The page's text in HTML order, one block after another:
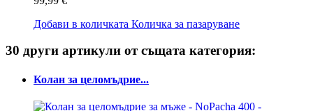
Добави в количката Количка за пазаруване
30 други артикули от същата категория:
Колан за целомъдрие...